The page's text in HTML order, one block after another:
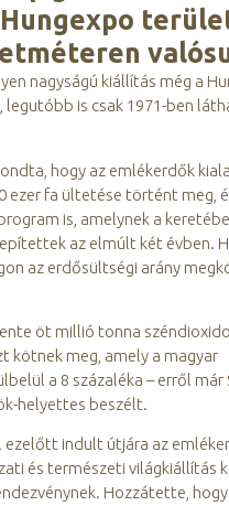
nagyságú kiállítás még a
legutóbb is csak 1971-ben
hogy az emlékerdők
ezer fa ültetése történt meg,
is, amelynek a
az elmúlt két évben.
az erdősültségi arány
öt millió tonna
kötnek meg, amely a magyar
a 8 százaléka – erről már
helyettes beszélt.
ezelőtt indult útjára az
és természeti világkiállítás
Hozzátette,